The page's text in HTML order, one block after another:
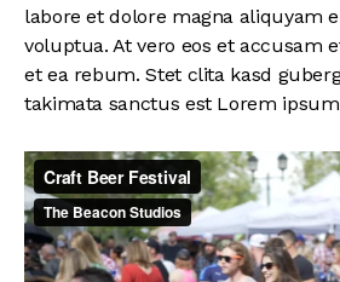
labore et dolore magna aliquyam
voluptua. At vero eos et accusam
et ea rebum. Stet clita kasd
takimata sanctus est Lorem